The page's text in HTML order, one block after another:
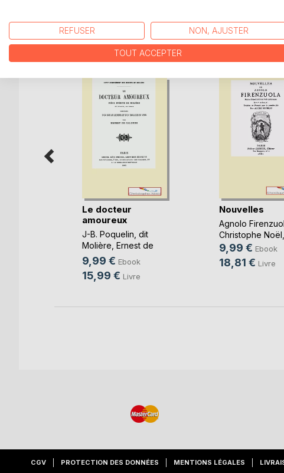
D’AUTRES TITRES À
Le docteur
amoureux
J-B. Poquelin, dit
Molière Ernest de
Calonne, ...
9,99 € Ebook
15,99 € Livre
Nouvelles
Agnolo
Christophe Noël
9,99 € Ebook
18,81 € Livre
CGV PROTECTION DES DONNÉES MENTIONS LÉGALES
REFUSER NON, AJUSTER
TOUT ACCEPTER